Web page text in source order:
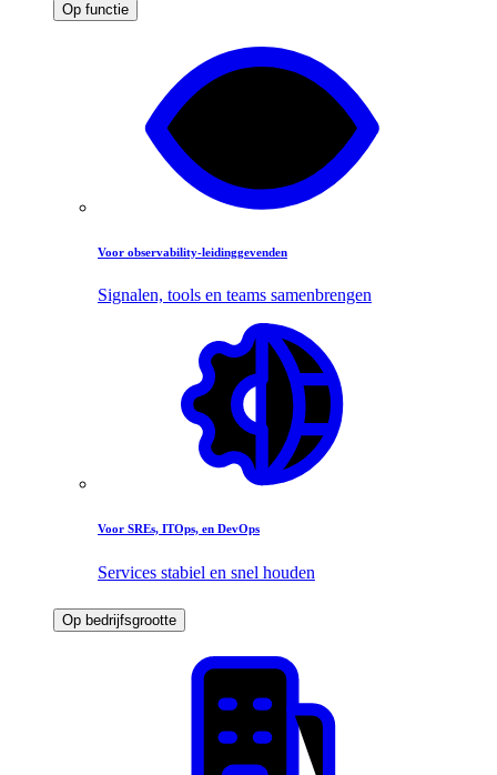
Op functie
Voor observability-leidinggevenden
Signalen, tools en teams samenbrengen
Voor SREs, ITOps, en DevOps
Services stabiel en snel houden
Op bedrijfsgrootte